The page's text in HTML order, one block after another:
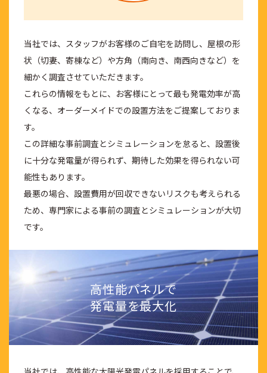
当社では、スタッフがお客様のご自宅を訪問し、屋根の形
状（切妻、寄棟など）や方角（南向き、南西向きなど）を
細かく調査させていただきます。
これらの情報をもとに、お客様にとって最も発電効率が高
くなる、オーダーメイドでの設置方法をご提案しておりま
す。
この詳細な事前調査とシミュレーションを怠ると、設置後
に十分な発電量が得られず、期待した効果を得られない可
能性もあります。
最悪の場合、設置費用が回収できないリスクも考えられる
ため、専門家による事前の調査とシミュレーションが大切
です。
高性能パネルで
発電量を最大化